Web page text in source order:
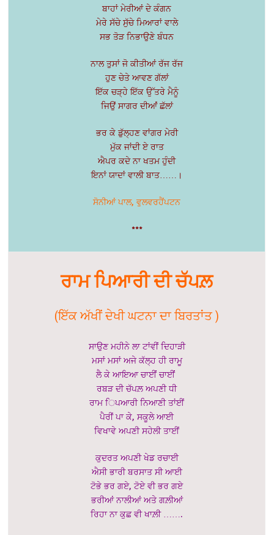
ਬਾਹਾਂ ਮੇਰੀਆਂ ਦੇ ਕੰਗਨ
ਮੇਰੇ ਸੱਚੇ ਸੁੱਚੇ ਮਿਆਰਾਂ ਵਾਲੇ
ਸਭ ਤੋੜ ਨਿਭਾਉਣੇ ਬੰਧਨ
ਨਾਲ ਤੁਸਾਂ ਜੋ ਕੀਤੀਆਂ ਰੱਜ ਰੱਜ
ਹੁਣ ਚੇਤੇ ਆਵਣ ਗੱਲਾਂ
ਇੱਕ ਚੜ੍ਹੇ ਇੱਕ ਉੱਤਰੇ ਮੈਨੂੰ
ਜਿਉਂ ਸਾਗਰ ਦੀਆਂਂ ਛੱਲਾਂ
ਭਰ ਕੇ ਡੁੱਲ੍ਹਣ ਵਾਂਗਰ ਮੇਰੀ
ਮੁੱਕ ਜਾਂਦੀ ਏ ਰਾਤ
ਐਪਰ ਕਦੇ ਨਾ ਖਤਮ ਹੁੰਦੀ
ਇਨਾਂ ਯਾਦਾਂ ਵਾਲੀ ਬਾਤ……।
ਸੋਨੀਆਂ ਪਾਲ, ਵੁਲਵਰਹੈਂਪਟਨ
***
ਰਾਮ ਪਿਆਰੀ ਦੀ ਚੱਪਲ਼
(ਇੱਕ ਅੱਖੀਂ ਦੇਖੀ ਘਟਨਾ ਦਾ ਬਿਰਤਾਂਤ )
ਸਾਉਣ ਮਹੀਨੇ ਲਾ ਟਾਂਵੀਂ ਦਿਹਾੜੀ
ਮਸਾਂ ਮਸਾਂ ਅਜੇ ਕੱਲ੍ਹ ਹੀ ਰਾਮੂ
ਲੈ ਕੇ ਆਇਆ ਚਾਈਂਂ ਚਾਈਂਂ
ਰਬੜ ਦੀ ਚੱਪਲ਼ ਅਪਣੀ ਧੀ
ਰਾਮ ਿਪਆਰੀ ਨਿਆਣੀ ਤਾਂਈਂ
ਪੈਰੀਂ ਪਾ ਕੇ, ਸਕੂਲੇ ਆਈ
ਵਿਖਾਵੇ ਅਪਣੀ ਸਹੇਲੀ ਤਾਈਂ
ਕੁਦਰਤ ਅਪਣੀ ਖੇਡ ਰਚਾਈ
ਐਸੀ ਭਾਰੀ ਬਰਸਾਤ ਸੀ ਆਈ
ਟੋਭੇ ਭਰ ਗਏ, ਟੋਏ ਵੀ ਭਰ ਗਏ
ਭਰੀਆਂ ਨਾਲੀਆਂ ਅਤੇ ਗਲ਼ੀਆਂ
ਰਿਹਾ ਨਾ ਕੁਛ ਵੀ ਖਾਲ਼ੀ …….